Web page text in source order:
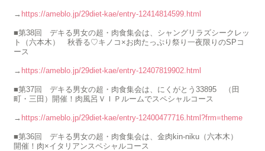
→ https://ameblo.jp/29diet-kae/entry-12414814599.html
■第38回 デキる男女の超・肉食集会は、シャングリラズシークレッ
ト（六本木） 秋香る♡キノコ×お肉たっぷり祭り一夜限りのSPコ
ース
→ https://ameblo.jp/29diet-kae/entry-12407819902.html
■第37回 デキる男女の超・肉食集会は、にくがとう33895 （田
町・三田）開催！肉風呂ＶＩＰルームでスペシャルコース
→ https://ameblo.jp/29diet-kae/entry-12400477716.html?frm=theme
■第36回 デキる男女の超・肉食集会は、金肉kin-niku（六本木）
開催！肉×イタリアンスペシャルコース